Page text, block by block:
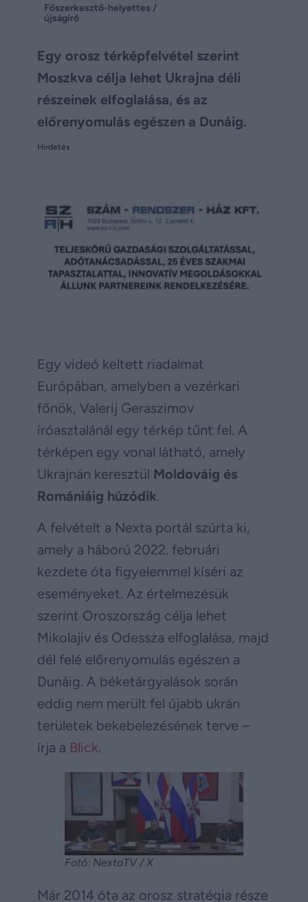
Főszerkesztő-helyettes /
újságíró
Egy orosz térképfelvétel szerint
Moszkva célja lehet Ukrajna déli
részeinek elfoglalása, és az
előrenyomulás egészen a Dunáig.
Hirdetés
Egy videó keltett riadalmat
Európában, amelyben a vezérkari
főnök, Valerij Geraszimov
íróasztalánál egy térkép tűnt fel. A
térképen egy vonal látható, amely
Ukrajnán keresztül Moldováig és
Romániáig húzódik.
A felvételt a Nexta portál szúrta ki,
amely a háború 2022. februári
kezdete óta figyelemmel kíséri az
eseményeket. Az értelmezésük
szerint Oroszország célja lehet
Mikolajiv és Odessza elfoglalása, majd
dél felé előrenyomulás egészen a
Dunáig. A béketárgyalások során
eddig nem merült fel újabb ukrán
területek bekebelezésének terve –
írja a Blick.
Fotó: NextaTV / X
Már 2014 óta az orosz stratégia része